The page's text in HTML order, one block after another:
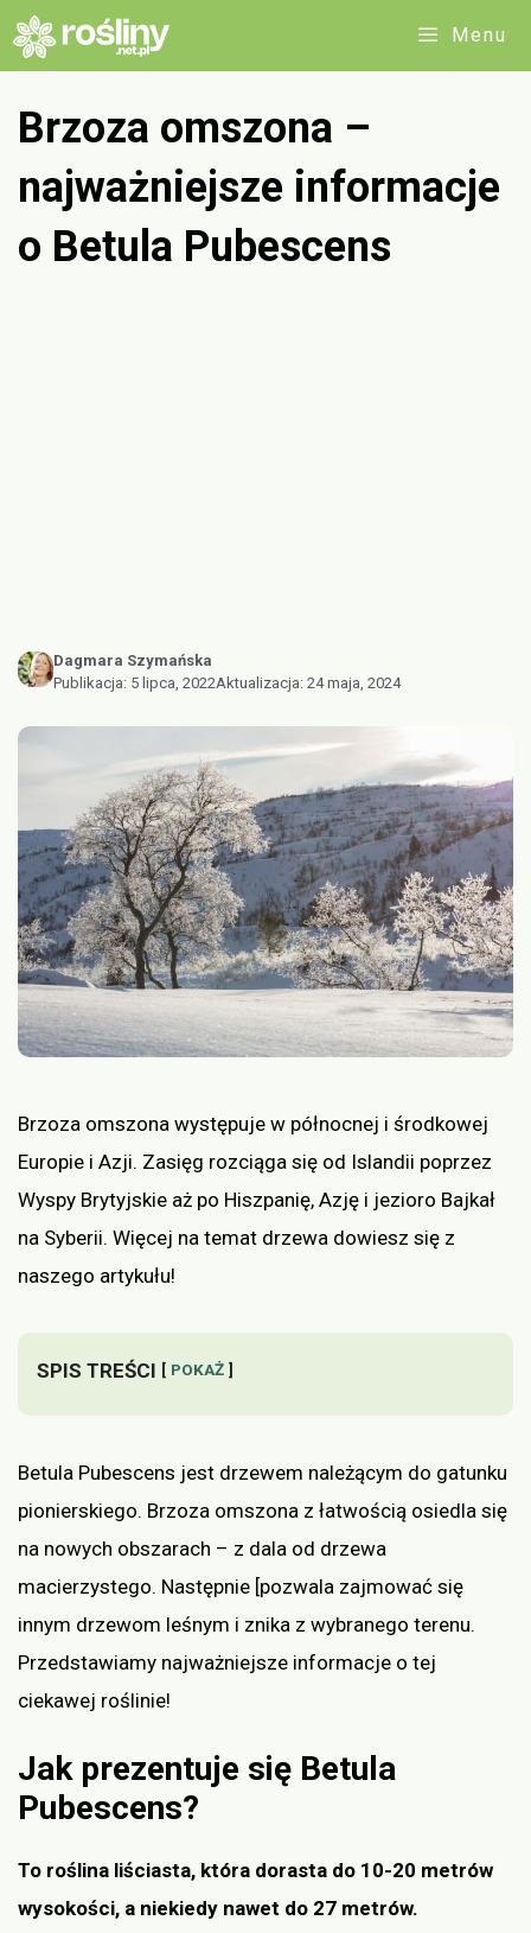
Przejdź
do
Menu
Brzoza omszona –
najważniejsze informacje
o Betula Pubescens
Dagmara Szymańska
Publikacja: 5 lipca, 2022Aktualizacja: 24 maja, 2024
Brzoza omszona występuje w północnej i środkowej
Europie i Azji. Zasięg rozciąga się od Islandii poprzez
Wyspy Brytyjskie aż po Hiszpanię, Azję i jezioro Bajkał
na Syberii. Więcej na temat drzewa dowiesz się z
naszego artykułu!
SPIS TREŚCI POKAŻ
Betula Pubescens jest drzewem należącym do gatunku
pionierskiego. Brzoza omszona z łatwością osiedla się
na nowych obszarach – z dala od drzewa
macierzystego. Następnie [pozwala zajmować się
innym drzewom leśnym i znika z wybranego terenu.
Przedstawiamy najważniejsze informacje o tej
ciekawej roślinie!
Jak prezentuje się Betula
Pubescens?
To roślina liściasta, która dorasta do 10-20 metrów
wysokości, a niekiedy nawet do 27 metrów.